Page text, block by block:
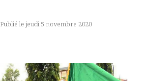
Publié le jeudi 5 novembre 2020